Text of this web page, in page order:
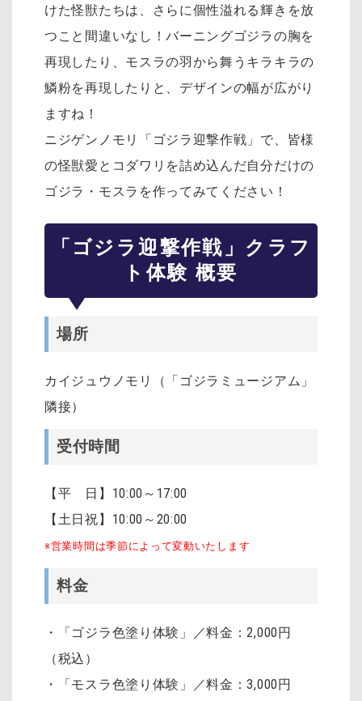
けた怪獣たちは、さらに個性溢れる輝きを放
つこと間違いなし！バーニングゴジラの胸を
再現したり、モスラの羽から舞うキラキラの
鱗粉を再現したりと、デザインの幅が広がり
ますね！
ニジゲンノモリ「ゴジラ迎撃作戦」で、皆様
の怪獣愛とコダワリを詰め込んだ自分だけの
ゴジラ・モスラを作ってみてください！
「ゴジラ迎撃作戦」クラフ
ト体験 概要
場所
カイジュウノモリ（「ゴジラミュージアム」
隣接）
受付時間
【平 日】10:00～17:00
【土日祝】10:00～20:00
※営業時間は季節によって変動いたします
料金
・「ゴジラ色塗り体験」／料金：2,000円
（税込）
・「モスラ色塗り体験」／料金：3,000円